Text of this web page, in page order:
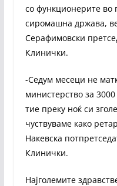
со функционерите во
сиромашна држава,
Серафимовски
Клинички.
-Седум месеци не
министерство за
тие преку ноќ си
чуствуваме како
Накевска
Клинички.
Најголемите